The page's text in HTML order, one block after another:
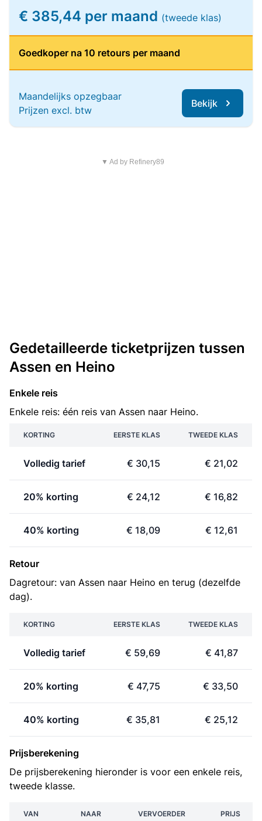
€ 385,44 per maand (tweede klas)
Goedkoper na 10 retours per maand
Maandelijks opzegbaar
Prijzen excl. btw
Bekijk
▼ Ad by Refinery89
Gedetailleerde ticketprijzen tussen
Assen en Heino
Enkele reis
Enkele reis: één reis van Assen naar Heino.
KORTING EERSTE KLAS TWEEDE KLAS
Volledig tarief € 30,15 € 21,02
20% korting € 24,12 € 16,82
40% korting € 18,09 € 12,61
Retour
Dagretour: van Assen naar Heino en terug (dezelfde
dag).
KORTING EERSTE KLAS TWEEDE KLAS
Volledig tarief € 59,69 € 41,87
20% korting € 47,75 € 33,50
40% korting € 35,81 € 25,12
Prijsberekening
De prijsberekening hieronder is voor een enkele reis,
tweede klasse.
VAN NAAR VERVOERDER PRIJS